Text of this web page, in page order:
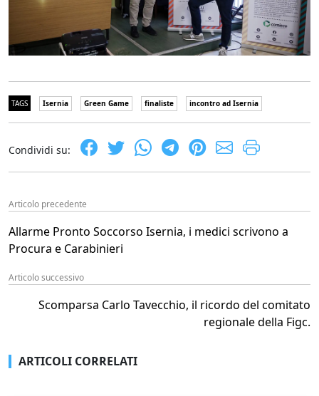
TAGS Isernia Green Game finaliste incontro ad Isernia
Condividi su:
Articolo precedente
Allarme Pronto Soccorso Isernia, i medici scrivono a
Procura e Carabinieri
Articolo successivo
Scomparsa Carlo Tavecchio, il ricordo del comitato
regionale della Figc.
ARTICOLI CORRELATI